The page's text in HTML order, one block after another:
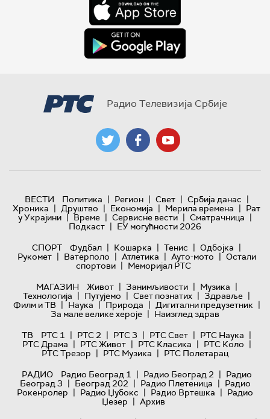
Радио Телевизија Србије
ВЕСТИ Политика | Регион | Свет | Србија данас |
Хроника | Друштво | Економија | Мерила времена | Рат
у Украјини | Време | Сервисне вести | Сматрачница |
Подкаст | ЕУ могућности 2026
СПОРТ
Фудбал | Кошарка | Тенис | Одбојка |
Рукомет | Ватерполо | Атлетика | Ауто-мото | Остали
спортови | Меморијал РТС
МАГАЗИН
Живот | Занимљивости | Музика |
Технологијa | Путујемо | Свет познатих | Здравље |
Филм и ТВ | Наука | Природа | Дигитални предузетник |
За мале велике хероје | Наизглед здрав
ТВ
РТС 1 | РТС 2 | РТС 3 | РТС Свет | РТС Наука |
РТС Драма | РТС Живот | РТС Класика | РТС Коло |
РТС Трезор | РТС Музика | РТС Полетарац
РАДИО
Радио Београд 1 | Радио Београд 2 | Радио
Београд 3 | Београд 202 | Радио Плетеница | Радио
Рокенролер | Радио Џубокс | Радио Вртешка | Радио
Џезер | Архив